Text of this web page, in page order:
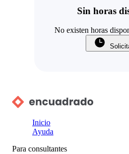
Sin horas
No existen horas
Inicio
Ayuda
Para consultantes